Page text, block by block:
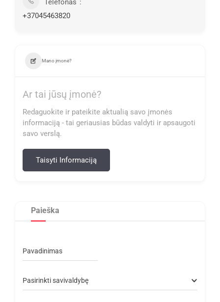
Telefonas
+37045463820
Mano įmonė?
Ar tai jūsų įmonė?
Redaguokite ir pateikite aktualią savo įmonės
informaciją - tai geriausias būdas valdyti ir apsaugoti
savo verslą.
Taisyti Informaciją
Paieška
Pavadinimas
Pasirinkti savivaldybę